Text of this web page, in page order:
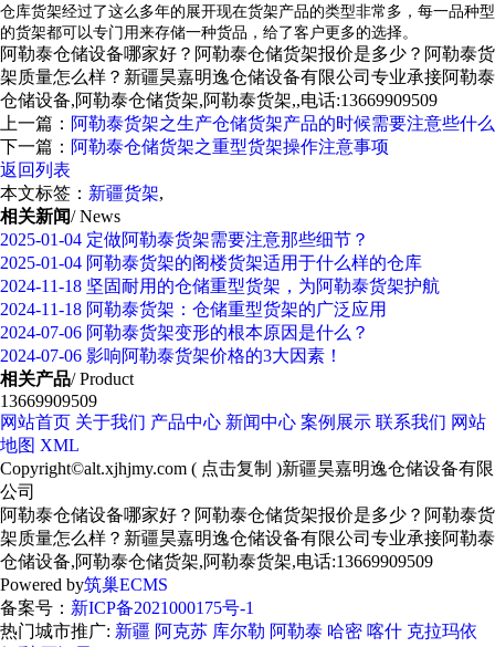
仓库货架经过了这么多年的展开现在货架产品的类型非常多，每一品种型
的货架都可以专门用来存储一种货品，给了客户更多的选择。
阿勒泰仓储设备哪家好？阿勒泰仓储货架报价是多少？阿勒泰货
架质量怎么样？新疆昊嘉明逸仓储设备有限公司专业承接阿勒泰
仓储设备,阿勒泰仓储货架,阿勒泰货架,,电话:13669909509
上一篇： 阿勒泰货架之生产仓储货架产品的时候需要注意些什么
下一篇： 阿勒泰仓储货架之重型货架操作注意事项
返回列表
本文标签： 新疆货架,
相关新闻/ News
2025-01-04 定做阿勒泰货架需要注意那些细节？
2025-01-04 阿勒泰货架的阁楼货架适用于什么样的仓库
2024-11-18 坚固耐用的仓储重型货架，为阿勒泰货架护航
2024-11-18 阿勒泰货架：仓储重型货架的广泛应用
2024-07-06 阿勒泰货架变形的根本原因是什么？
2024-07-06 影响阿勒泰货架价格的3大因素！
相关产品/ Product
13669909509
网站首页 关于我们 产品中心 新闻中心 案例展示 联系我们 网站
地图 XML
Copyright©alt.xjhjmy.com ( 点击复制 )新疆昊嘉明逸仓储设备有限
公司
阿勒泰仓储设备哪家好？阿勒泰仓储货架报价是多少？阿勒泰货
架质量怎么样？新疆昊嘉明逸仓储设备有限公司专业承接阿勒泰
仓储设备,阿勒泰仓储货架,阿勒泰货架,电话:13669909509
Powered by筑巢ECMS
备案号： 新ICP备2021000175号-1
热门城市推广: 新疆 阿克苏 库尔勒 阿勒泰 哈密 喀什 克拉玛依